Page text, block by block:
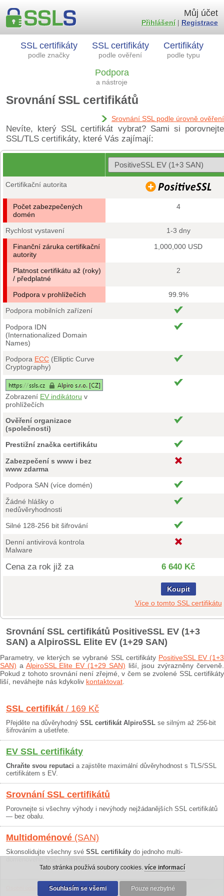
SSL certifikáty
podle značky
SSL certifikáty
podle ověření
Certifikáty
podle typu
Podpora
a nástroje
Můj účet
Přihlášení| Registrace
Srovnání SSL certifikátů
Srovnání SSL podle úrovně ověření
Nevíte, který SSL certifikát vybrat? Sami si porovnejte
SSL/TLS certifikáty, které Vás zajímají:
Certifikační autorita
Počet zabezpečených
domén
4
Rychlost vystavení
1-3 dny
Finanční záruka certifikační
autority
1,000,000 USD
Platnost certifikátu až (roky)
/ předplatné
2
Podpora v prohlížečích
99.9%
Podpora mobilních zařízení
Podpora IDN
(Internationalized Domain
Names)
Podpora ECC (Elliptic Curve
Cryptography)
Zobrazení EV indikátoru v
prohlížečích
Ověření organizace
(společnosti)
Prestižní značka certifikátu
Zabezpečení s www i bez
www zdarma
Podpora SAN (více domén)
Žádné hlášky o
nedůvěryhodnosti
Silné 128-256 bit šifrování
Denní antivirová kontrola
Malware
Cena za rok již za 6 640 Kč
Koupit
Více o tomto SSL certifikátu
Srovnání SSL certifikátů PositiveSSL EV (1+3
SAN) a AlpiroSSL Elite EV (1+29 SAN)
Parametry, ve kterých se vybrané SSL certifikáty PositiveSSL EV (1+3
SAN) a AlpiroSSL Elite EV (1+29 SAN) liší, jsou zvýrazněny červeně.
Pokud z tohoto srovnání není zřejmé, v čem se zvolené SSL certifikáty
liší, neváhejte nás kdykoliv kontaktovat
SSL certifikát / 169 Kč
Přejděte na důvěryhodný SSL certifikát AlpiroSSL se silným až 256-bit
šifrováním a ušetřete.
EV SSL certifikáty
Chraňte svou reputaci a zajistěte maximální důvěryhodnost s TLS/SSL
certifikátem s EV.
Srovnání SSL certifikátů
Porovnejte si všechny výhody i nevýhody nejžádanějších SSL certifikátů
— bez obalu.
Multidoménové (SAN)
Skonsolidujte všechny své SSL certifikáty do jednoho multi-
Obchodní podmínky|30 dní záruka
Tato stránka používá soubory cookies. více informací
Souhlasím se všemi Pouze nezbytné